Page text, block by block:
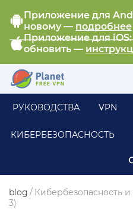
Приложение для
новому — подробнее
Приложение для iOS:
обновить —
РУКОВОДСТВА VPN
КИБЕРБЕЗОПАСНОСТЬ
blog / Кибербезопасность
3)